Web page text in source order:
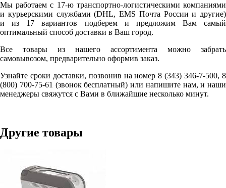
Мы работаем с 17-ю транспортно-логистическими компаниями
и курьерскими службами (DHL, EMS Почта России и другие)
и из 17 вариантов подберем и предложим Вам самый
оптимальный способ доставки в Ваш город.
Все товары из нашего ассортимента можно забрать
самовывозом, предварительно оформив заказ.
Узнайте сроки доставки, позвонив на номер 8 (343) 346-7-500, 8
(800) 700-75-61 (звонок бесплатный) или напишите нам, и наши
менеджеры свяжутся с Вами в ближайшие несколько минут.
Другие товары